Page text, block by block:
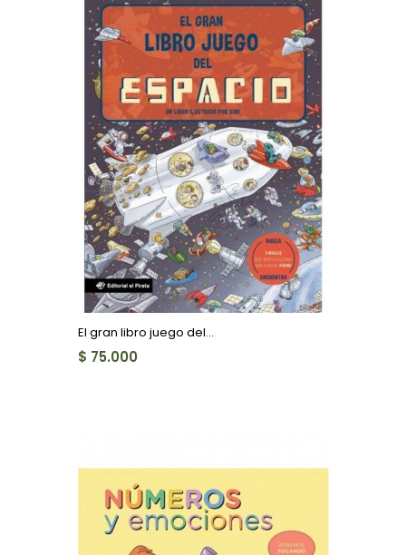
El gran libro juego del...
$ 75.000